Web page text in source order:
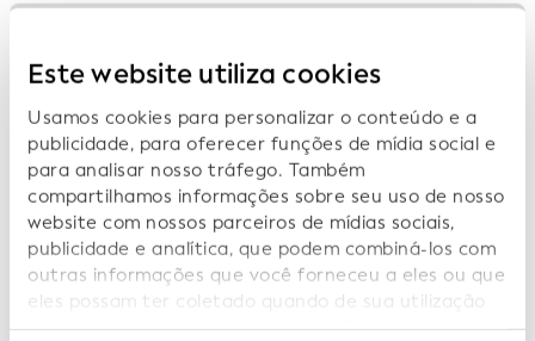
Este website utiliza cookies
Usamos cookies para personalizar o conteúdo e a
publicidade, para oferecer funções de mídia social e
para analisar nosso tráfego. Também
compartilhamos informações sobre seu uso de nosso
website com nossos parceiros de mídias sociais,
publicidade e analítica, que podem combiná-los com
outras informações que você forneceu a eles ou que
eles possam ter coletado quando de sua utilização
de seus serviços. Ao continuar a utilizar nosso
a privacidade dos dados. O vLEI utiliza criptografia
permitir que qualquer empresa associe digitalmente
seu código LEI a cada transação, complementando-o
com dados de identidade verificados do autor da
transação. Esses dois sistemas são baseados em
normas de dados abertos ISO reconhecidas
internacionalmente, permitindo que as organizações
integrem esses serviços em diversas plataformas on-
line. A GLEIF atua como a raiz de confiança para